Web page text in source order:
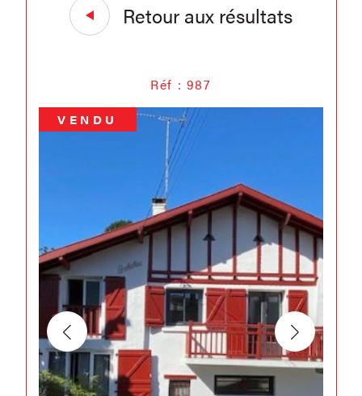
Retour aux résultats
Réf : 987
VENDU